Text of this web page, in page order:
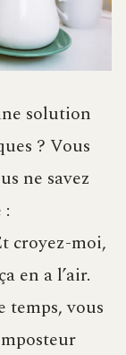
solution
? Vous
ne savez
croyez-moi,
en a l’air.
temps, vous